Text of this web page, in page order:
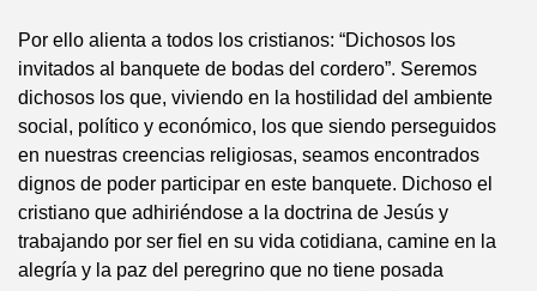
Por ello alienta a todos los cristianos: “Dichosos los
invitados al banquete de bodas del cordero”. Seremos
dichosos los que, viviendo en la hostilidad del ambiente
social, político y económico, los que siendo perseguidos
en nuestras creencias religiosas, seamos encontrados
dignos de poder participar en este banquete. Dichoso el
cristiano que adhiriéndose a la doctrina de Jesús y
trabajando por ser fiel en su vida cotidiana, camine en la
alegría y la paz del peregrino que no tiene posada